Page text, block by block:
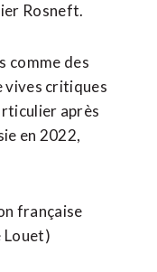
Rosneft.
comme des
vives critiques
après
en 2022,
française
Louet)